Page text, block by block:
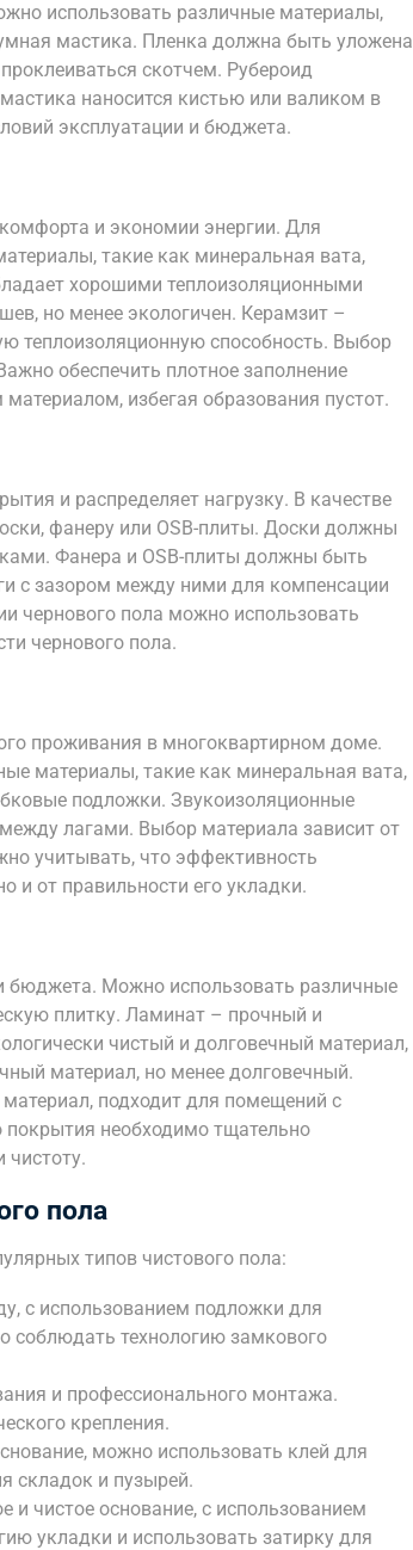
использовать различные материалы,
мастика. Пленка должна быть уложена
скотчем. Рубероид
наносится кистью или валиком в
эксплуатации и бюджета.
и экономии энергии. Для
такие как минеральная вата,
хорошими теплоизоляционными
но менее экологичен. Керамзит –
теплоизоляционную способность. Выбор
обеспечить плотное заполнение
избегая образования пустот.
и распределяет нагрузку. В качестве
фанеру или OSB-плиты. Доски должны
Фанера и OSB-плиты должны быть
с зазором между ними для компенсации
чернового пола можно использовать
чернового пола.
проживания в многоквартирном доме.
материалы, такие как минеральная вата,
подложки. Звукоизоляционные
лагами. Выбор материала зависит от
учитывать, что эффективность
и от правильности его укладки.
бюджета. Можно использовать различные
плитку. Ламинат – прочный и
чистый и долговечный материал,
материал, но менее долговечный.
подходит для помещений с
необходимо тщательно
чистоту.
пола
типов чистового пола:
с использованием подложки для
соблюдать технологию замкового
и профессионального монтажа.
крепления.
можно использовать клей для
складок и пузырей.
и чистое основание, с использованием
укладки и использовать затирку для